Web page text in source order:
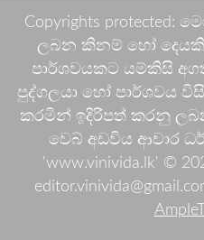
Copyrights
ලබන කිනම් හෝ
පාර්ශවයකට යම්කිසි
පුද්ගලයා හෝ පාර්ශවය
කරමින් ඉදිරිපත් කරනු
වෙබ් අඩවිය ආචාර
'www.vinivida.lk' ©